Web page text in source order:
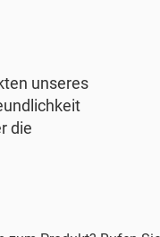
unseres
die